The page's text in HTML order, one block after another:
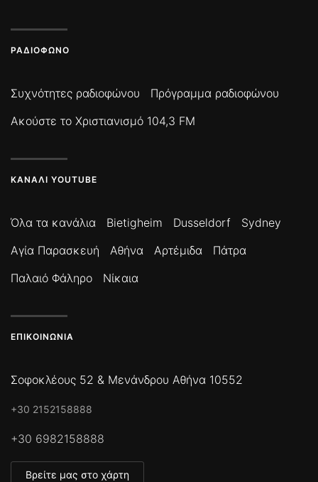
ΡΑΔΙΌΦΩΝΟ
Συχνότητες ραδιοφώνου
Πρόγραμμα ραδιοφώνου
Ακούστε το Χριστιανισμό 104,3 FM
ΚΑΝΆΛΙ YOUTUBE
Όλα τα κανάλια Bietigheim Dusseldorf
Sydney
Αγία Παρασκευή
Αθήνα Αρτέμιδα
Πάτρα
Παλαιό Φάληρο
Νίκαια
ΕΠΙΚΟΙΝΩΝΊΑ
Σοφοκλέους 52 & Μενάνδρου Αθήνα 10552
+30 2152158888
+30 6982158888
Βρείτε μας στο χάρτη